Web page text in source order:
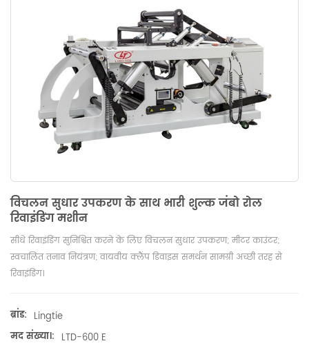
विचलन सुधार उपकरण के साथ भारी शुल्क जंबो रोल
रिवाइंडिंग मशीन
सीधे रिवाइंडिंग सुनिश्चित करने के लिए विचलन सुधार उपकरण; मीटर काउंटर;
स्वचालित तनाव नियंत्रण; वायवीय क्लैंप डिवाइस समर्थन सामग्री अच्छी तरह से
रिवाइंडिंग।
ब्रांड: Lingtie
मद संख्या।: LTD-600 E